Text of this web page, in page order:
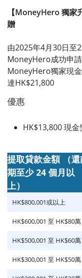
【MoneyHero 獨家
贈
由2025年4月30日至
MoneyHero成功申
MoneyHero獨家現
達HK$21,800
優惠
HK$13,800 現金
提取貸款金額 （
期至少 24 個月以
上）
HK$800,001或以上
HK$600,001 至 HK$80萬
HK$500,001 至 HK$60萬
HK$300,001 至 HK$50萬